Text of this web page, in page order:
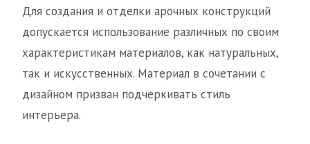
Для создания и отделки арочных конструкций
допускается использование различных по своим
характеристикам материалов, как натуральных,
так и искусственных. Материал в сочетании с
дизайном призван подчеркивать стиль
интерьера.